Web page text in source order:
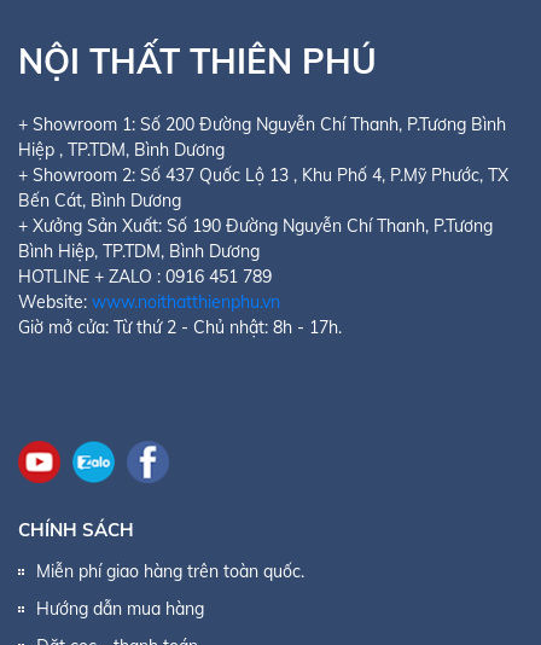
NỘI THẤT THIÊN PHÚ
+ Showroom 1: Số 200 Đường Nguyễn Chí Thanh, P.Tương Bình
Hiệp , TP.TDM, Bình Dương
+ Showroom 2: Số 437 Quốc Lộ 13 , Khu Phố 4, P.Mỹ Phước, TX
Bến Cát, Bình Dương
+ Xưởng Sản Xuất: Số 190 Đường Nguyễn Chí Thanh, P.Tương
Bình Hiệp, TP.TDM, Bình Dương
HOTLINE + ZALO : 0916 451 789
Website: www.noithatthienphu.vn
Giờ mở cửa: Từ thứ 2 - Chủ nhật: 8h - 17h.
CHÍNH SÁCH
Miễn phí giao hàng trên toàn quốc.
Hướng dẫn mua hàng